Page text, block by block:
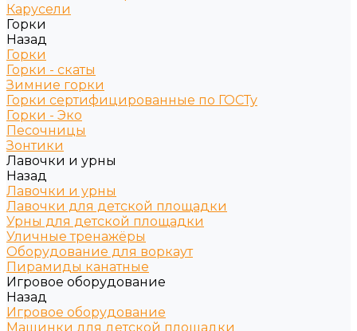
Карусели
Горки
Назад
Горки
Горки - скаты
Зимние горки
Горки сертифицированные по ГОСТу
Горки - Эко
Песочницы
Зонтики
Лавочки и урны
Назад
Лавочки и урны
Лавочки для детской площадки
Урны для детской площадки
Уличные тренажёры
Оборудование для воркаут
Пирамиды канатные
Игровое оборудование
Назад
Игровое оборудование
Машинки для детской площадки